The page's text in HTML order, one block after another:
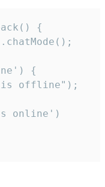
{
{
offline");
online')